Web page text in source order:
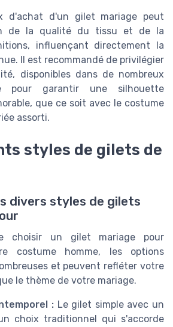
d'achat d'un gilet mariage peut
de la qualité du tissu et de la
influençant directement la
Il est recommandé de privilégier
disponibles dans de nombreux
pour garantir une silhouette
que ce soit avec le costume
assorti.
styles de gilets de
divers styles de gilets
choisir un gilet mariage pour
costume homme, les options
et peuvent refléter votre
le thème de votre mariage.
:Le gilet simple avec un
choix traditionnel qui s'accorde